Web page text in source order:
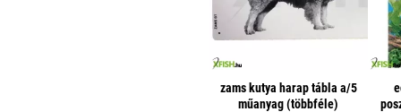
zams kutya harap tábla a/5
műanyag (többféle)